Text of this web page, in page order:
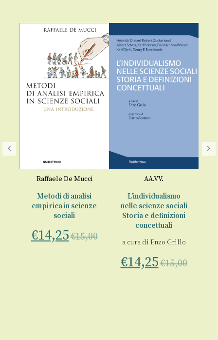
Raffaele De Mucci
Metodi di analisi
empirica in scienze
sociali
€14,25€15,00
AA.VV.
L’individualismo
nelle scienze sociali
Storia e definizioni
concettuali
a cura di Enzo Grillo
€14,25€15,00